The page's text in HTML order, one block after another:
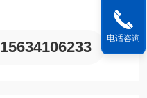
15634106233
电话咨询